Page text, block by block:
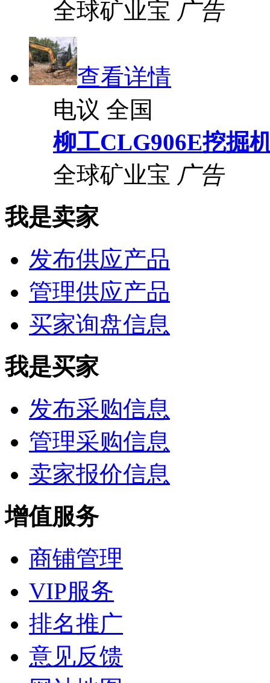
全球矿业宝 广告
查看详情
电议 全国
柳工CLG906E挖掘
全球矿业宝 广告
我是卖家
发布供应产品
管理供应产品
买家询盘信息
我是买家
发布采购信息
管理采购信息
卖家报价信息
增值服务
商铺管理
VIP服务
排名推广
意见反馈